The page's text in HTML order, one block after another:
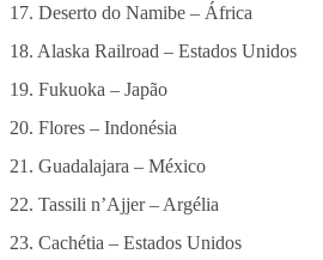
17. Deserto do Namibe – África
18. Alaska Railroad – Estados Unidos
19. Fukuoka – Japão
20. Flores – Indonésia
21. Guadalajara – México
22. Tassili n’Ajjer – Argélia
23. Cachétia – Estados Unidos